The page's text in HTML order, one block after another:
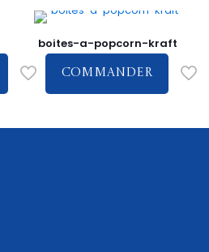
boites-a-popcorn-kraft
COMMANDER